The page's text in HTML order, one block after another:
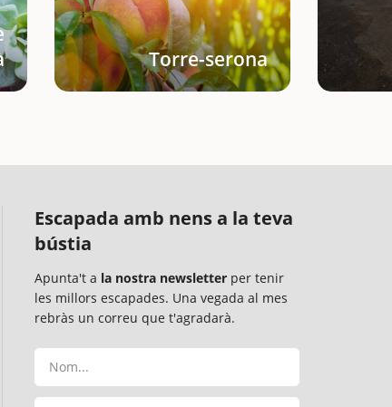
Torre-serona
Escapada amb nens a la teva
bústia
Apunta't a la nostra newsletter per tenir
les millors escapades. Una vegada al mes
rebràs un correu que t'agradarà.